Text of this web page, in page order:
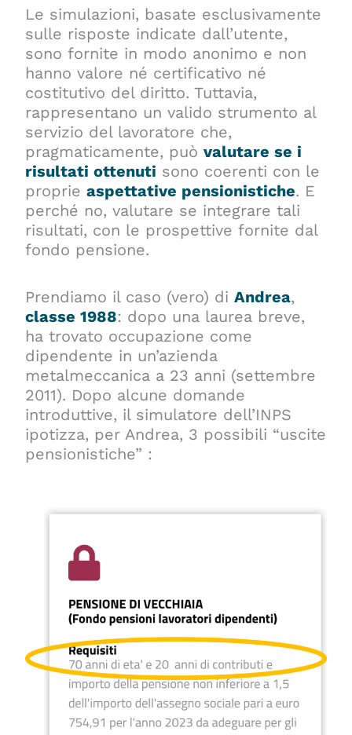
Le simulazioni, basate esclusivamente
sulle risposte indicate dall’utente,
sono fornite in modo anonimo e non
hanno valore né certificativo né
costitutivo del diritto. Tuttavia,
rappresentano un valido strumento al
servizio del lavoratore che,
pragmaticamente, puòvalutare se i
risultati ottenuti sono coerenti con le
proprieaspettative pensionistiche. E
perché no, valutare se integrare tali
risultati, con le prospettive fornite dal
fondo pensione.
Prendiamo il caso (vero) diAndrea,
classe 1988: dopo una laurea breve,
ha trovato occupazione come
dipendente in un’azienda
metalmeccanica a 23 anni (settembre
2011). Dopo alcune domande
introduttive, il simulatore dell’INPS
ipotizza, per Andrea, 3 possibili “uscite
pensionistiche” :